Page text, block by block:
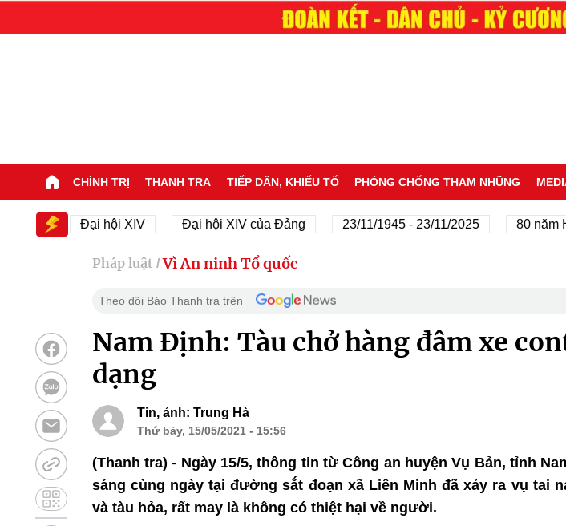
CHÍNH TRỊ THANH TRA TIẾP DÂN, KHIẾU TỐ PHÒNG CHỐNG THAM NHŨNG
Đại hội XIV Đại hội XIV của Đảng 23/11/1945 - 23/11/2025 80 năm Hành
Pháp luật / Vì An ninh Tổ quốc
Theo dõi Báo Thanh tra trên
Nam Định: Tàu chở hàng đâm xe
dạng
Tin, ảnh: Trung Hà
Thứ bảy, 15/05/2021 - 15:56
(Thanh tra) - Ngày 15/5, thông tin từ Công an huyện Vụ Bản, tỉnh
sáng cùng ngày tại đường sắt đoạn xã Liên Minh đã xảy ra vụ tai
và tàu hỏa, rất may là không có thiệt hại về người.